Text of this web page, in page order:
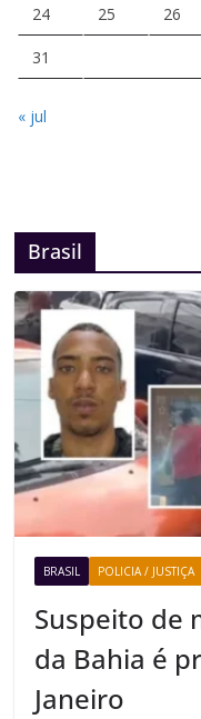
24 25 26
31
« jul
Brasil
BRASIL POLICIA / JUSTIÇA
Suspeito de
da Bahia é
Janeiro